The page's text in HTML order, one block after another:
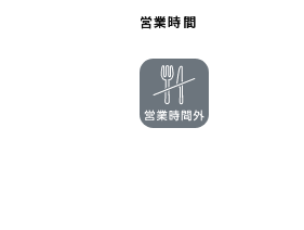
営業時間